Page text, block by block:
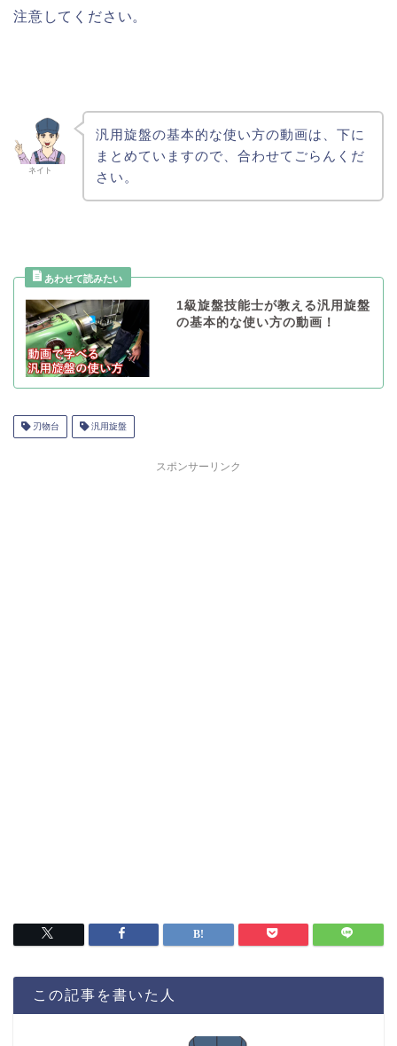
注意してください。
ネイト
汎用旋盤の基本的な使い方の動画は、下に
まとめていますので、合わせてごらんくだ
さい。
1級旋盤技能士が教える汎用旋盤
の基本的な使い方の動画！
刃物台 汎用旋盤
スポンサーリンク
この記事を書いた人